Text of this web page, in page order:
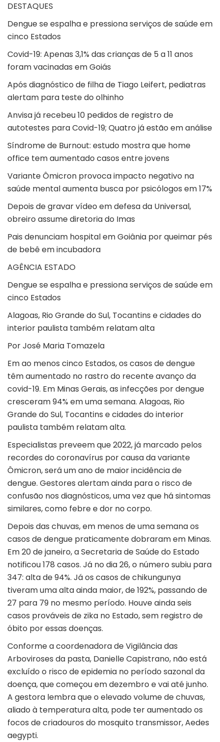
DESTAQUES
Dengue se espalha e pressiona serviços de saúde em
cinco Estados
Covid-19: Apenas 3,1% das crianças de 5 a 11 anos
foram vacinadas em Goiás
Após diagnóstico de filha de Tiago Leifert, pediatras
alertam para teste do olhinho
Anvisa já recebeu 10 pedidos de registro de
autotestes para Covid-19; Quatro já estão em análise
Síndrome de Burnout: estudo mostra que home
office tem aumentado casos entre jovens
Variante Ômicron provoca impacto negativo na
saúde mental aumenta busca por psicólogos em 17%
Depois de gravar vídeo em defesa da Universal,
obreiro assume diretoria do Imas
Pais denunciam hospital em Goiânia por queimar pés
de bebê em incubadora
AGÊNCIA ESTADO
Dengue se espalha e pressiona serviços de saúde em
cinco Estados
Alagoas, Rio Grande do Sul, Tocantins e cidades do
interior paulista também relatam alta
Por José Maria Tomazela
Em ao menos cinco Estados, os casos de dengue
têm aumentado no rastro do recente avanço da
covid-19. Em Minas Gerais, as infecções por dengue
cresceram 94% em uma semana. Alagoas, Rio
Grande do Sul, Tocantins e cidades do interior
paulista também relatam alta.
Especialistas preveem que 2022, já marcado pelos
recordes do coronavírus por causa da variante
Ômicron, será um ano de maior incidência de
dengue. Gestores alertam ainda para o risco de
confusão nos diagnósticos, uma vez que há sintomas
similares, como febre e dor no corpo.
Depois das chuvas, em menos de uma semana os
casos de dengue praticamente dobraram em Minas.
Em 20 de janeiro, a Secretaria de Saúde do Estado
notificou 178 casos. Já no dia 26, o número subiu para
347: alta de 94%. Já os casos de chikungunya
tiveram uma alta ainda maior, de 192%, passando de
27 para 79 no mesmo período. Houve ainda seis
casos prováveis de zika no Estado, sem registro de
óbito por essas doenças.
Conforme a coordenadora de Vigilância das
Arboviroses da pasta, Danielle Capistrano, não está
excluído o risco de epidemia no período sazonal da
doença, que começou em dezembro e vai até junho.
A gestora lembra que o elevado volume de chuvas,
aliado à temperatura alta, pode ter aumentado os
focos de criadouros do mosquito transmissor, Aedes
aegypti.